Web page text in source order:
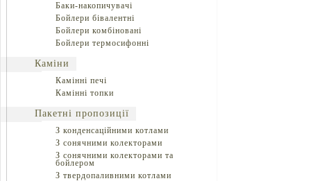
Баки-накопичувачі
Бойлери бівалентні
Бойлери комбіновані
Бойлери термосифонні
Каміни
Камінні печі
Камінні топки
Пакетні пропозиції
З конденсаційними котлами
З сонячними колекторами
З сонячними колекторами та
бойлером
З твердопаливними котлами